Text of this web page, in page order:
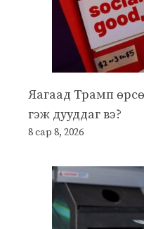
Яагаад Трамп
гэж дууддаг вэ?
8 сар 8, 2026